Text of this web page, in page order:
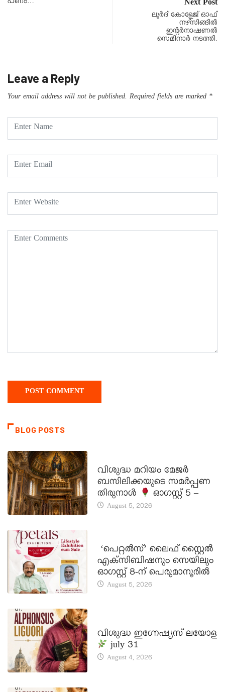
പണം… Next Post
ലൂർദ് കോളേജ് ഓഫ്
നഴ്സിങ്ങിൽ
ഇന്റർനാഷണൽ
സെമിനാർ നടത്തി.
Leave a Reply
Your email address will not be published. Required fields are marked *
BLOG POSTS
വിശുദ്ധ മറിയം മേജർ
ബസിലിക്കയുടെ സമർപ്പണ
തിരുനാൾ
ഓഗസ്റ്റ് 5 –
August 5, 2026
‘പെറ്റൽസ്’ ലൈഫ് സ്റ്റൈൽ
എക്സിബിഷനും സെയിലും
ഓഗസ്റ്റ് 8-ന് പെരുമാനൂരിൽ
August 5, 2026
വിശുദ്ധ ഇഗ്നേഷ്യസ് ലയോള
july 31
August 4, 2026